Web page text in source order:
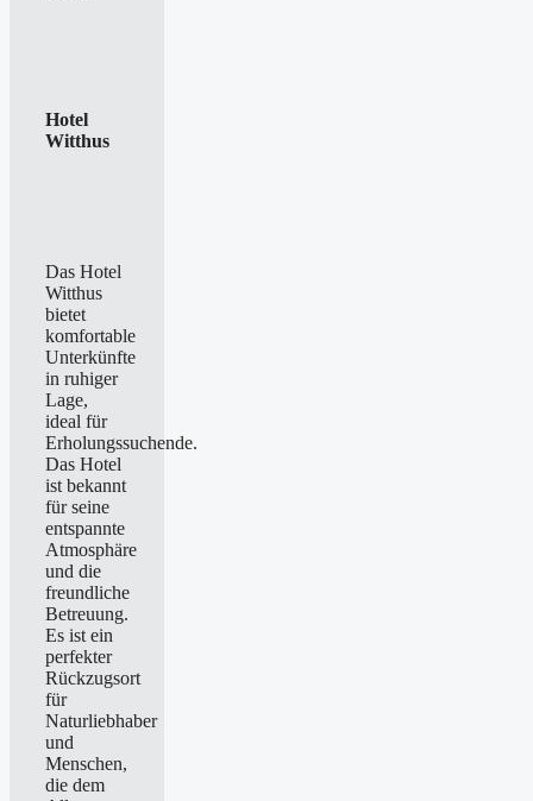
Hotel
Witthus
Das Hotel
Witthus
bietet
komfortable
Unterkünfte
in ruhiger
Lage,
ideal für
Erholungssuchende.
Das Hotel
ist bekannt
für seine
entspannte
Atmosphäre
und die
freundliche
Betreuung.
Es ist ein
perfekter
Rückzugsort
für
Naturliebhaber
und
Menschen,
die dem